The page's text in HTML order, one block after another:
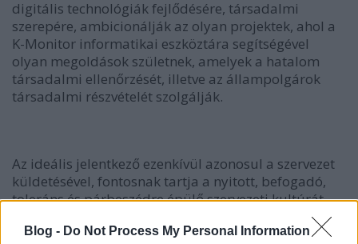
Blog - Do Not Process My Personal Information
digitális technológiák fejlődésére, társadalmi
szerepére, ambicionálják az olyan projektek, ahol a
K-Monitor informatikai eszköztára segítségével
olyan megoldások születnek, amelyek a hatalom
társadalmi ellenőrzését, illetve az állampolgárok
társadalmi részvételét szolgálják.
Az ideális jelentkező ezenkívül azonosul a szervezet
küldetésével, fontosnak tartja a nyitott, befogadó,
toleráns és párbeszédre épülő szervezeti kultúrát.
Precíz, következetes, képes végigvinni folyamatokat.
Tudja motiválni azokat, akikkel együtt dolgozik,